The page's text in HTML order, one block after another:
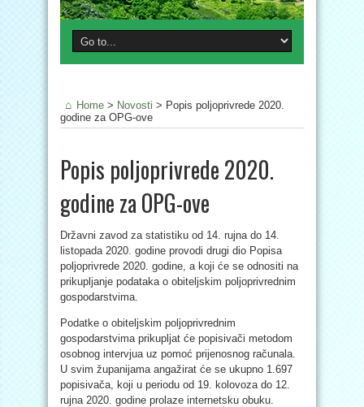
Home > Novosti > Popis poljoprivrede 2020.
godine za OPG-ove
Popis poljoprivrede 2020.
godine za OPG-ove
Državni zavod za statistiku od 14. rujna do 14.
listopada 2020. godine provodi drugi dio Popisa
poljoprivrede 2020. godine, a koji će se odnositi na
prikupljanje podataka o obiteljskim poljoprivrednim
gospodarstvima.
Podatke o obiteljskim poljoprivrednim
gospodarstvima prikupljat će popisivači metodom
osobnog intervjua uz pomoć prijenosnog računala.
U svim županijama angažirat će se ukupno 1.697
popisivača, koji u periodu od 19. kolovoza do 12.
rujna 2020. godine prolaze internetsku obuku.